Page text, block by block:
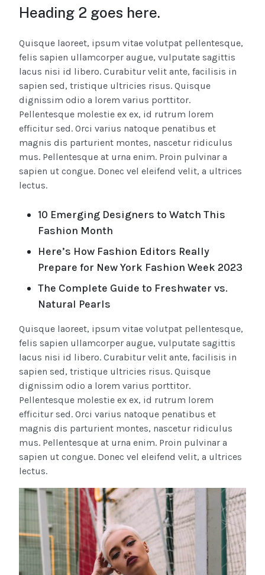
Heading 2 goes here.
Quisque laoreet, ipsum vitae volutpat pellentesque,
felis sapien ullamcorper augue, vulputate sagittis
lacus nisi id libero. Curabitur velit ante, facilisis in
sapien sed, tristique ultricies risus. Quisque
dignissim odio a lorem varius porttitor.
Pellentesque molestie ex ex, id rutrum lorem
efficitur sed. Orci varius natoque penatibus et
magnis dis parturient montes, nascetur ridiculus
mus. Pellentesque at urna enim. Proin pulvinar a
sapien ut congue. Donec vel eleifend velit, a ultrices
lectus.
10 Emerging Designers to Watch This
Fashion Month
Here’s How Fashion Editors Really
Prepare for New York Fashion Week 2023
The Complete Guide to Freshwater vs.
Natural Pearls
Quisque laoreet, ipsum vitae volutpat pellentesque,
felis sapien ullamcorper augue, vulputate sagittis
lacus nisi id libero. Curabitur velit ante, facilisis in
sapien sed, tristique ultricies risus. Quisque
dignissim odio a lorem varius porttitor.
Pellentesque molestie ex ex, id rutrum lorem
efficitur sed. Orci varius natoque penatibus et
magnis dis parturient montes, nascetur ridiculus
mus. Pellentesque at urna enim. Proin pulvinar a
sapien ut congue. Donec vel eleifend velit, a ultrices
lectus.